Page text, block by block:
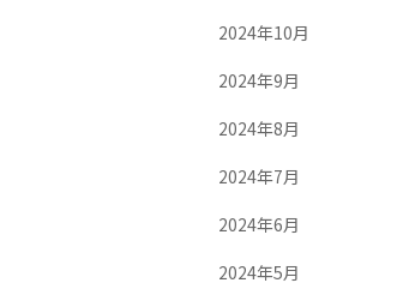
2024年10月
2024年9月
2024年8月
2024年7月
2024年6月
2024年5月